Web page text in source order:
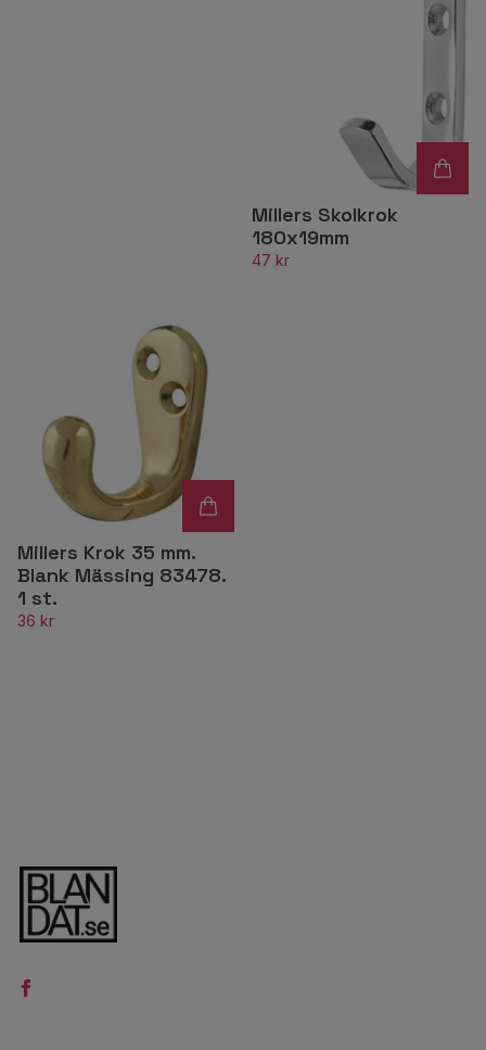
Millers Skolkrok
180x19mm
47 kr
Millers Krok 35 mm.
Blank Mässing 83478.
1 st.
36 kr